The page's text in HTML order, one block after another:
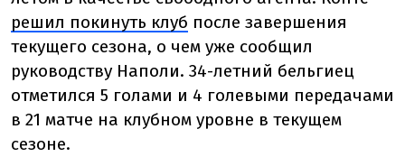
решил покинуть клуб после завершения
текущего сезона, о чем уже сообщил
руководству Наполи. 34-летний бельгиец
отметился 5 голами и 4 голевыми передачами
в 21 матче на клубном уровне в текущем
сезоне.